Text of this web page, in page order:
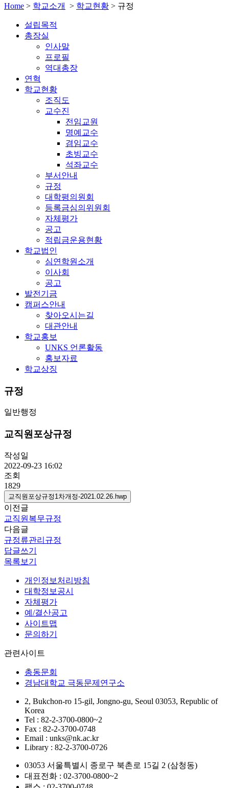
Home > 학교소개 > 학교현황 > 규정
설립목적
총장실
인사말
프로필
역대총장
연혁
학교현황
조직도
교수진
전임교원
명예교수
겸임교수
초빙교수
석좌교수
부서안내
규정
대학평의원회
등록금심의위원회
자체평가
공고
적립금운용현황
학교법인
심연학원소개
이사회
공고
발전기금
캠퍼스안내
찾아오시는길
대관안내
학교홍보
UNKS 언론활동
홍보자료
학교상징
규정
일반행정
교직원포상규정
작성일
2022-09-23 16:02
조회
1829
교직원포상규정1차개정-2021.02.26.hwp
이전글
교직원복무규정
다음글
규정류관리규정
답글쓰기
목록보기
개인정보처리방침
대학정보공시
자체평가
예/결산공고
사이트맵
문의하기
관련사이트
총동문회
경남대학교 극동문제연구소
2, Bukchon-ro 15-gil, Jongno-gu, Seoul 03053, Republic of
Korea
Tel : 82-2-3700-0800~2
Fax : 82-2-3700-0748
Email : unks@nk.ac.kr
Library : 82-2-3700-0726
03053 서울특별시 종로구 북촌로 15길 2 (삼청동)
대표전화 : 02-3700-0800~2